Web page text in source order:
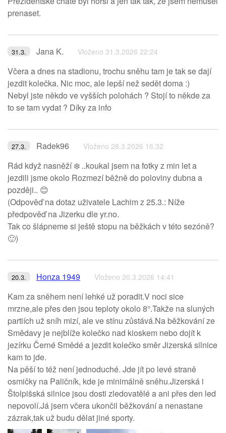
prenaset.
31.3. Jana K. Vloženo 31.3.2026 22:24
Včera a dnes na stadionu, trochu sněhu tam je tak se dají
jezdit kolečka. Nic moc, ale lepší než sedět doma :)
Nebyl jste někdo ve vyšších polohách ? Stojí to někde za
to se tam vydat ? Díky za info
27.3. Radek96 Vloženo 28.3.2026 16:32
Rád když nasněží ❄️ ..koukal jsem na fotky z min let a
jezdili jsme okolo Rozmezí běžně do poloviny dubna a
později.. 😊
(Odpověď na dotaz uživatele Lachim z 25.3.: Níže
předpověď na Jizerku dle yr.no.
Tak co šlápneme si ještě stopu na běžkách v této sezóně?
🙂)
20.3. Honza 1949 Vloženo 20.3.2026 14:41
Kam za sněhem není lehké už poradit.V noci sice
mrzne,ale přes den jsou teploty okolo 8°.Takže na sluných
partiích už sníh mizí, ale ve stínu zůstává.Na běžkování ze
Smědavy je nejblíže kolečko nad kioskem nebo dojít k
jezírku Černé Smědé a jezdit kolečko směr Jizerská silnice
kam to jde.
Na pěší to též není jednoduché. Jde jít po levé straně
osmičky na Paličník, kde je minimálně sněhu.Jizerská i
Štolpišská silnice jsou dosti zledovatělé a ani přes den led
nepovolí.Já jsem včera ukončil běžkování a nenastane
zázrak,tak už budu dělat jiné sporty.